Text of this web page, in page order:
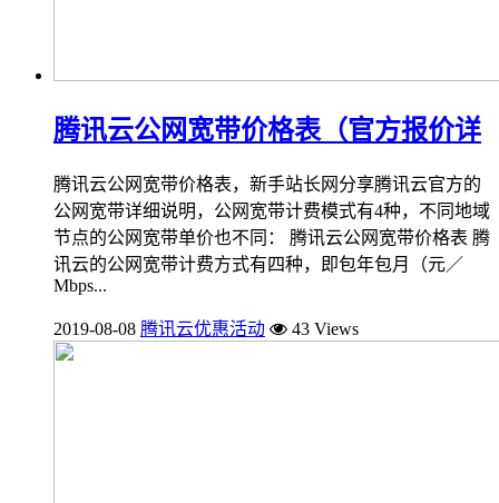
腾讯云公网宽带价格表（官方报价详
腾讯云公网宽带价格表，新手站长网分享腾讯云官方的
公网宽带详细说明，公网宽带计费模式有4种，不同地域
节点的公网宽带单价也不同： 腾讯云公网宽带价格表 腾
讯云的公网宽带计费方式有四种，即包年包月（元／
Mbps...
2019-08-08 腾讯云优惠活动 43 Views